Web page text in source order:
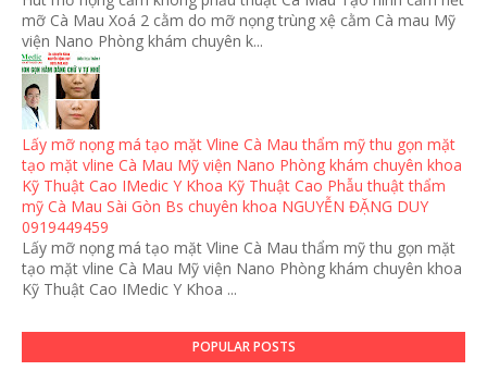
mỡ Cà Mau Xoá 2 cằm do mỡ nọng trùng xệ cằm Cà mau Mỹ
viện Nano Phòng khám chuyên k...
Lấy mỡ nọng má tạo mặt Vline Cà Mau thẩm mỹ thu gọn mặt
tạo mặt vline Cà Mau Mỹ viện Nano Phòng khám chuyên khoa
Kỹ Thuật Cao IMedic Y Khoa Kỹ Thuật Cao Phẫu thuật thẩm
mỹ Cà Mau Sài Gòn Bs chuyên khoa NGUYỄN ĐẶNG DUY
0919449459
Lấy mỡ nọng má tạo mặt Vline Cà Mau thẩm mỹ thu gọn mặt
tạo mặt vline Cà Mau Mỹ viện Nano Phòng khám chuyên khoa
Kỹ Thuật Cao IMedic Y Khoa ...
POPULAR POSTS